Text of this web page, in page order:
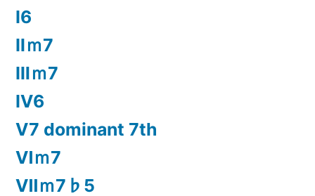
Ⅰ6
Ⅱｍ7
Ⅲｍ7
Ⅳ6
Ⅴ7 dominant 7th
Ⅵｍ7
Ⅶｍ7♭5